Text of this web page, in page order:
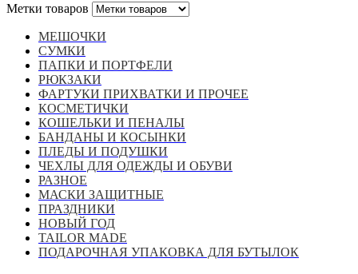
Метки товаров
МЕШОЧКИ
СУМКИ
ПАПКИ И ПОРТФЕЛИ
РЮКЗАКИ
ФАРТУКИ ПРИХВАТКИ И ПРОЧЕЕ
КОСМЕТИЧКИ
КОШЕЛЬКИ И ПЕНАЛЫ
БАНДАНЫ И КОСЫНКИ
ПЛЕДЫ И ПОДУШКИ
ЧЕХЛЫ ДЛЯ ОДЕЖДЫ И ОБУВИ
РАЗНОЕ
МАСКИ ЗАЩИТНЫЕ
ПРАЗДНИКИ
НОВЫЙ ГОД
TAILOR MADE
ПОДАРОЧНАЯ УПАКОВКА ДЛЯ БУТЫЛОК